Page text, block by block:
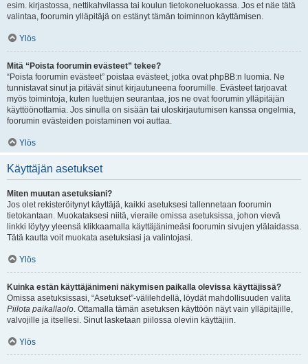
esim. kirjastossa, nettikahvilassa tai koulun tietokoneluokassa. Jos et näe tätä
valintaa, foorumin ylläpitäjä on estänyt tämän toiminnon käyttämisen.
Ylös
Mitä “Poista foorumin evästeet” tekee?
“Poista foorumin evästeet” poistaa evästeet, jotka ovat phpBB:n luomia. Ne
tunnistavat sinut ja pitävät sinut kirjautuneena foorumille. Evästeet tarjoavat
myös toimintoja, kuten luettujen seurantaa, jos ne ovat foorumin ylläpitäjän
käyttöönottamia. Jos sinulla on sisään tai uloskirjautumisen kanssa ongelmia,
foorumin evästeiden poistaminen voi auttaa.
Ylös
Käyttäjän asetukset
Miten muutan asetuksiani?
Jos olet rekisteröitynyt käyttäjä, kaikki asetuksesi tallennetaan foorumin
tietokantaan. Muokataksesi niitä, vieraile omissa asetuksissa, johon vievä
linkki löytyy yleensä klikkaamalla käyttäjänimeäsi foorumin sivujen ylälaidassa.
Tätä kautta voit muokata asetuksiasi ja valintojasi.
Ylös
Kuinka estän käyttäjänimeni näkymisen paikalla olevissa käyttäjissä?
Omissa asetuksissasi, “Asetukset”-välilehdellä, löydät mahdollisuuden valita
Piilota paikallaolo. Ottamalla tämän asetuksen käyttöön näyt vain ylläpitäjille,
valvojille ja itsellesi. Sinut lasketaan piilossa oleviin käyttäjiin.
Ylös